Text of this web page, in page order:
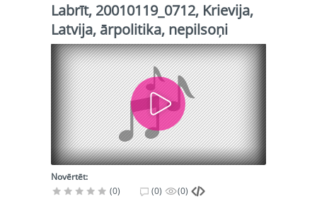
Labrīt, 20010119_0712, Krievija,
Latvija, ārpolitika, nepilsoņi
Novērtēt:
(0)
(0) (0)